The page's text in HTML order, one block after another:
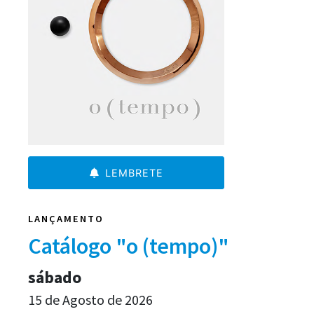
LEMBRETE
LANÇAMENTO
Catálogo "o (tempo)"
sábado
15 de Agosto de 2026